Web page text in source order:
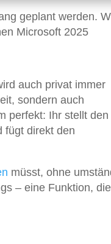
geplant werden.
Microsoft 2025
auch privat immer
sondern auch
perfekt: Ihr stellt den
fügt direkt den
müsst, ohne
– eine Funktion, die